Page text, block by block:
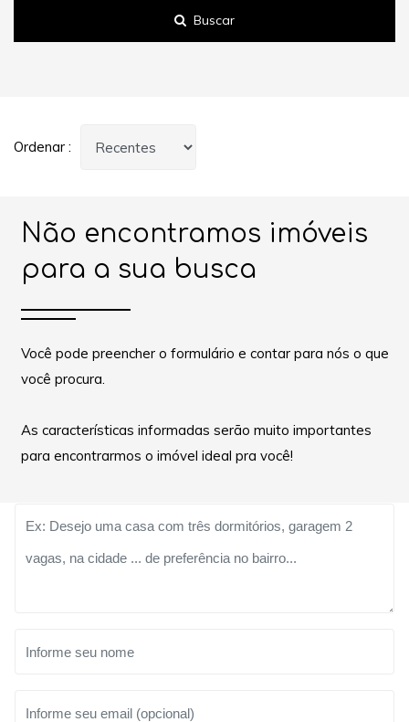
Buscar
Ordenar :
Não encontramos imóveis
para a sua busca
Você pode preencher o formulário e contar para nós o que
você procura.
As características informadas serão muito importantes
para encontrarmos o imóvel ideal pra você!